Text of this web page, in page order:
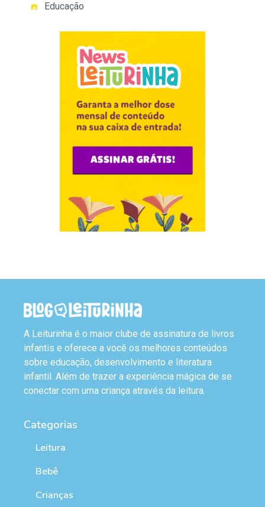
Educação
A Leiturinha é o maior clube de assinatura de livros
infantis e oferece a você os melhores conteúdos
sobre educação, desenvolvimento e literatura
infantil. Além de trazer a experiência mágica de se
conectar com uma criança através da leitura.
Categorias
Leitura
Bebê
Crianças